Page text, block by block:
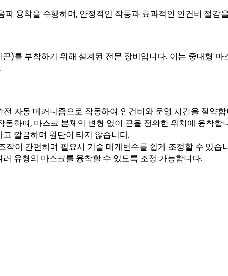
융착을 수행하며, 안정적인 작동과 효과적인 인건비 절감
)를 부착하기 위해 설계된 전문 장비입니다. 이는 중대형 마
자동 메커니즘으로 작동하여 인건비와 운영 시간을 절약합
하며, 마스크 본체의 변형 없이 끈을 정확한 위치에 융착합
깔끔하며 원단이 타지 않습니다.
작이 간편하며 필요시 기술 매개변수를 쉽게 조정할 수 있습
유형의 마스크를 융착할 수 있도록 조정 가능합니다.